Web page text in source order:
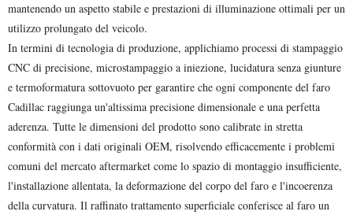
mantenendo un aspetto stabile e prestazioni di illuminazione ottimali per un
utilizzo prolungato del veicolo.
In termini di tecnologia di produzione, applichiamo processi di stampaggio
CNC di precisione, microstampaggio a iniezione, lucidatura senza giunture
e termoformatura sottovuoto per garantire che ogni componente del faro
Cadillac raggiunga un'altissima precisione dimensionale e una perfetta
aderenza. Tutte le dimensioni del prodotto sono calibrate in stretta
conformità con i dati originali OEM, risolvendo efficacemente i problemi
comuni del mercato aftermarket come lo spazio di montaggio insufficiente,
l'installazione allentata, la deformazione del corpo del faro e l'incoerenza
della curvatura. Il raffinato trattamento superficiale conferisce al faro un